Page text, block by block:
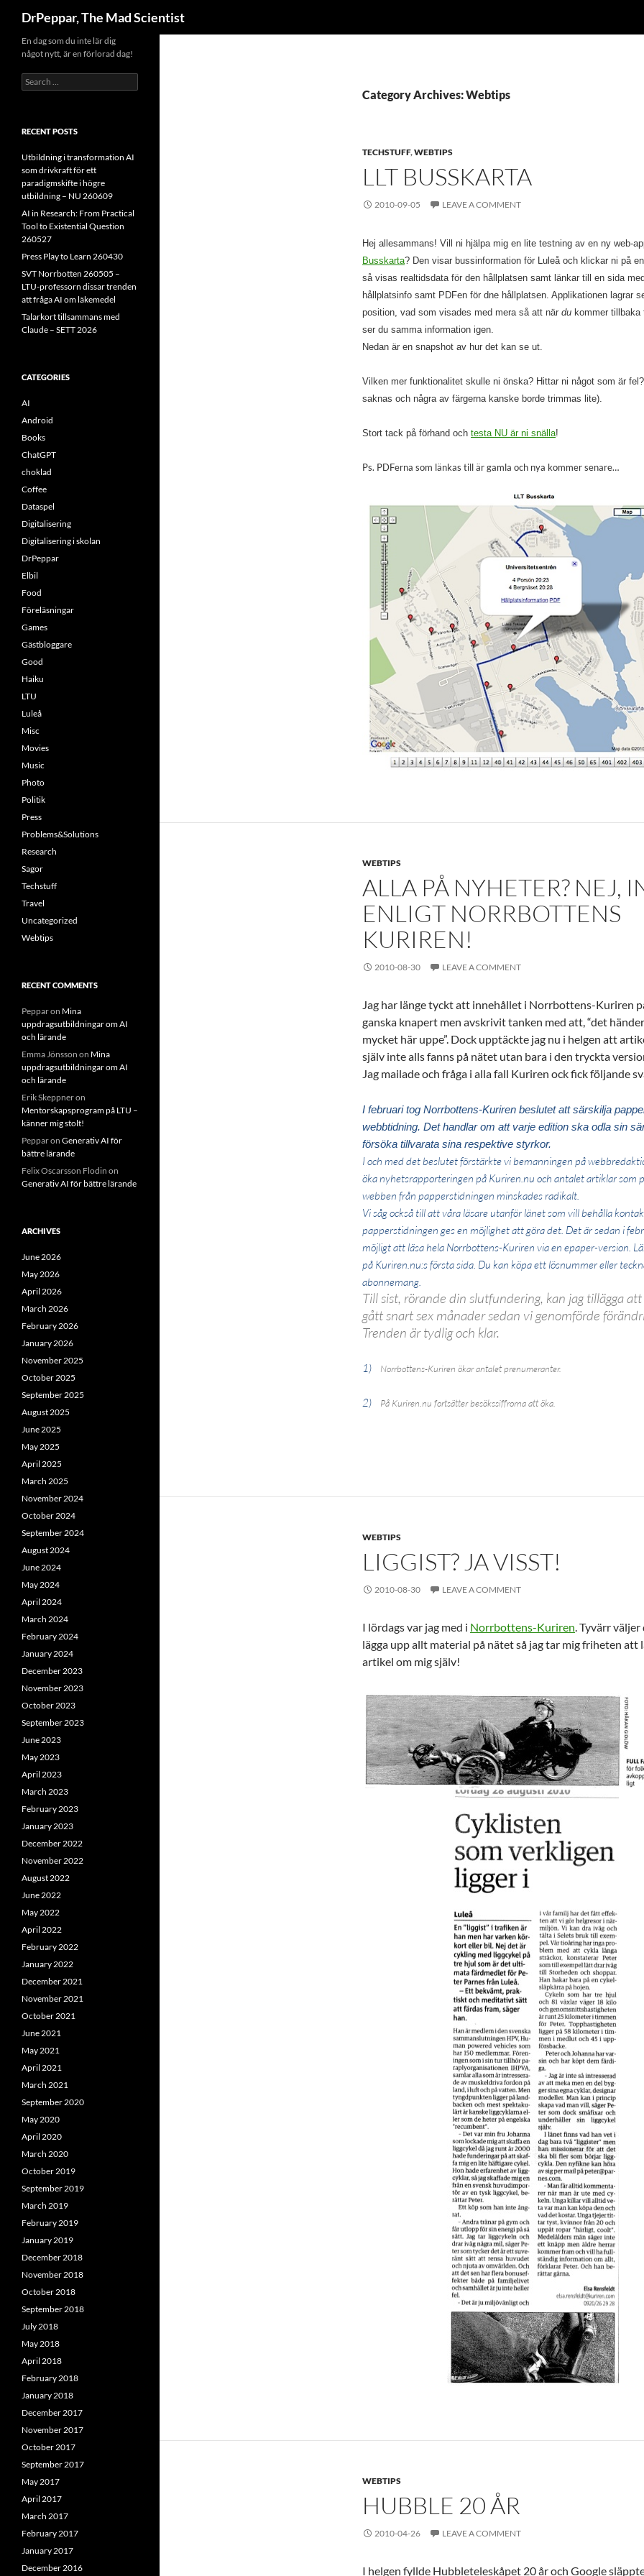
content
DrPeppar, The Mad Scientist
Category Archives: Webtips
TECHSTUFF,WEBTIPS
LLT BUSSKARTA
2010-09-05 LEAVE A COMMENT
Hej allesammans! Vill ni hjälpa mig en lite testning av en ny web-
Busskarta? Den visar bussinformation för Luleå och klickar ni på
så visas realtidsdata för den hållplatsen samt länkar till en sida
hållplatsinfo samt PDFen för dne hållplatsen. Applikationen lagrar
position, vad som visades med mera så att när du kommer
ser du samma information igen.
Nedan är en snapshot av hur det kan se ut.
Vilken mer funktionalitet skulle ni önska? Hittar ni något som är
saknas och några av färgerna kanske borde trimmas lite).
Stort tack på förhand och testa NU är ni snälla!
Ps. PDFerna som länkas till är gamla och nya kommer senare…
WEBTIPS
ALLA PÅ NYHETER? NEJ,
ENLIGT NORRBOTTENS
KURIREN!
2010-08-30 LEAVE A COMMENT
Jag har länge tyckt att innehållet i Norrbottens-Kuriren
ganska knapert men avskrivit tanken med att, “det
mycket här uppe”. Dock upptäckte jag nu i helgen att
själv inte alls fanns på nätet utan bara i den tryckta
Jag mailade och fråga i alla fall Kuriren ock fick följande
I februari tog Norrbottens-Kuriren beslutet att särskilja
webbtidning. Det handlar om att varje edition ska odla sin
försöka tillvarata sina respektive styrkor.
I och med det beslutet förstärkte vi bemanningen på
öka nyhetsrapporteringen på Kuriren.nu och antalet artiklar som
webben från papperstidningen minskades radikalt.
Vi såg också till att våra läsare utanför länet som vill behålla
papperstidningen ges en möjlighet att göra det. Det är sedan i
möjligt att läsa hela Norrbottens-Kuriren via en epaper-version.
på Kuriren.nu:s första sida. Du kan köpa ett lösnummer eller
abonnemang.
Till sist, rörande din slutfundering, kan jag tillägga
gått snart sex månader sedan vi genomförde
Trenden är tydlig och klar.
1) Norrbottens-Kuriren ökar antalet prenumeranter.
2) På Kuriren.nu fortsätter besökssiffrorna att öka.
WEBTIPS
LIGGIST? JA VISST!
2010-08-30 LEAVE A COMMENT
I lördags var jag med i Norrbottens-Kuriren . Tyvärr
lägga upp allt material på nätet så jag tar mig friheten att
artikel om mig själv!
WEBTIPS
HUBBLE 20 ÅR
2010-04-26 LEAVE A COMMENT
I helgen fyllde Hubbleteleskåpet 20 år och Google
En dag som du inte lär dig
något nytt, är en förlorad dag!
Search
for:
RECENT POSTS
Utbildning i transformation AI
som drivkraft för ett
paradigmskifte i högre
utbildning – NU 260609
AI in Research: From Practical
Tool to Existential Question
260527
Press Play to Learn 260430
SVT Norrbotten 260505 –
LTU-professorn dissar trenden
att fråga AI om läkemedel
Talarkort tillsammans med
Claude – SETT 2026
CATEGORIES
AI
Android
Books
ChatGPT
choklad
Coffee
Dataspel
Digitalisering
Digitalisering i skolan
DrPeppar
Elbil
Food
Föreläsningar
Games
Gästbloggare
Good
Haiku
LTU
Luleå
Misc
Movies
Music
Photo
Politik
Press
Problems&Solutions
Research
Sagor
Techstuff
Travel
Uncategorized
Webtips
RECENT COMMENTS
Pepparon Mina
uppdragsutbildningar om AI
och lärande
Emma Jönsson on Mina
uppdragsutbildningar om AI
och lärande
Erik Skeppneron
Mentorskapsprogram på LTU –
känner mig stolt!
Pepparon Generativ AI för
bättre lärande
Felix Oscarsson Flodin on
Generativ AI för bättre lärande
ARCHIVES
June 2026
May 2026
April 2026
March 2026
February 2026
January 2026
November 2025
October 2025
September 2025
August 2025
June 2025
May 2025
April 2025
March 2025
November 2024
October 2024
September 2024
August 2024
June 2024
May 2024
April 2024
March 2024
February 2024
January 2024
December 2023
November 2023
October 2023
September 2023
June 2023
May 2023
April 2023
March 2023
February 2023
January 2023
December 2022
November 2022
August 2022
June 2022
May 2022
April 2022
February 2022
January 2022
December 2021
November 2021
October 2021
June 2021
May 2021
April 2021
March 2021
September 2020
May 2020
April 2020
March 2020
October 2019
September 2019
March 2019
February 2019
January 2019
December 2018
November 2018
October 2018
September 2018
July 2018
May 2018
April 2018
February 2018
January 2018
December 2017
November 2017
October 2017
September 2017
May 2017
April 2017
March 2017
February 2017
January 2017
December 2016